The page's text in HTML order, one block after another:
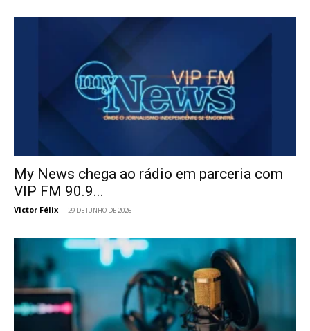
My News chega ao rádio em parceria com
VIP FM 90.9...
Victor Félix - 29 DE JUNHO DE 2026